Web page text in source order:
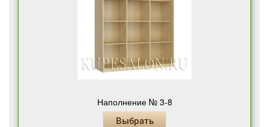
Наполнение № 3-8
Выбрать